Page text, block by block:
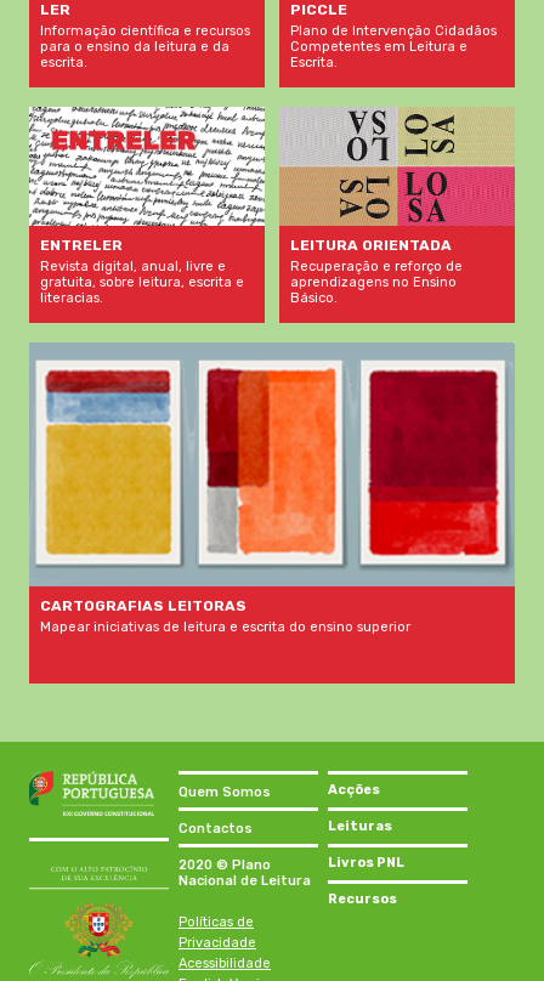
LER
Informação científica e recursos
para o ensino da leitura e da
escrita.
PICCLE
Plano de Intervenção Cidadãos
Competentes em Leitura e
Escrita.
ENTRELER
Revista digital, anual, livre e
gratuita, sobre leitura, escrita e
literacias.
LEITURA ORIENTADA
Recuperação e reforço de
aprendizagens no Ensino
Básico.
CARTOGRAFIAS LEITORAS
Mapear iniciativas de leitura e escrita do ensino superior
Quem Somos
Contactos
2020 © Plano
Nacional de Leitura
Políticas de
Privacidade
Acessibilidade
Acções
Leituras
Livros PNL
Recursos